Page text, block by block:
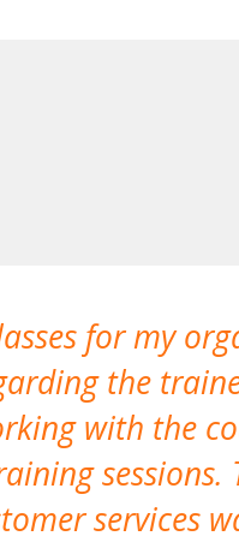
for my
the
with the
sessions.
services